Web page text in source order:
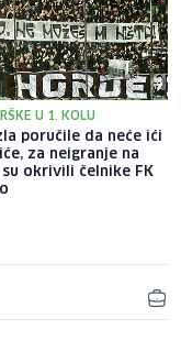
U 1. KOLU
poručile da neće ići
za neigranje na
su okrivili čelnike FK